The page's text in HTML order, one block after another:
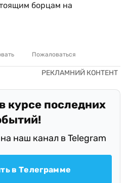
борцам на
Пожаловаться
курсе последних
наш канал в Telegram
в Телеграмме